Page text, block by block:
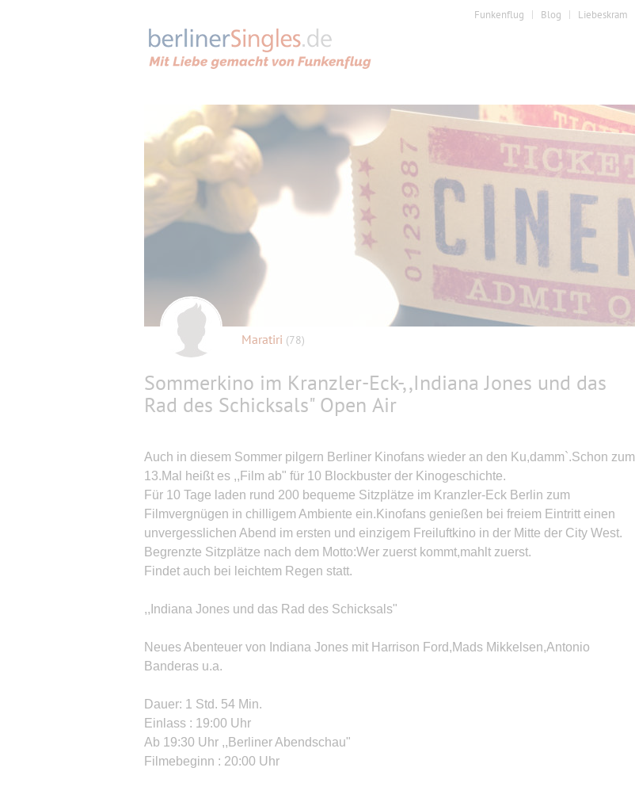
Funkenflug Blog Liebeskram
Maratiri (78)
Sommerkino im Kranzler-Eck-,,Indiana Jones und das
Rad des Schicksals" Open Air
Auch in diesem Sommer pilgern Berliner Kinofans wieder an den Ku,damm`.Schon zum
13.Mal heißt es ,,Film ab" für 10 Blockbuster der Kinogeschichte.
Für 10 Tage laden rund 200 bequeme Sitzplätze im Kranzler-Eck Berlin zum
Filmvergnügen in chilligem Ambiente ein.Kinofans genießen bei freiem Eintritt einen
unvergesslichen Abend im ersten und einzigem Freiluftkino in der Mitte der City West.
Begrenzte Sitzplätze nach dem Motto:Wer zuerst kommt,mahlt zuerst.
Findet auch bei leichtem Regen statt.
,,Indiana Jones und das Rad des Schicksals"
Neues Abenteuer von Indiana Jones mit Harrison Ford,Mads Mikkelsen,Antonio
Banderas u.a.
Dauer: 1 Std. 54 Min.
Einlass : 19:00 Uhr
Ab 19:30 Uhr ,,Berliner Abendschau"
Filmebeginn : 20:00 Uhr